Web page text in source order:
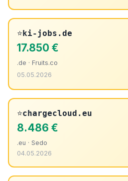
⭐ki-jobs.de
17.850 €
.de · Fruits.co
05.05.2026
⭐chargecloud.eu
8.486 €
.eu · Sedo
04.05.2026